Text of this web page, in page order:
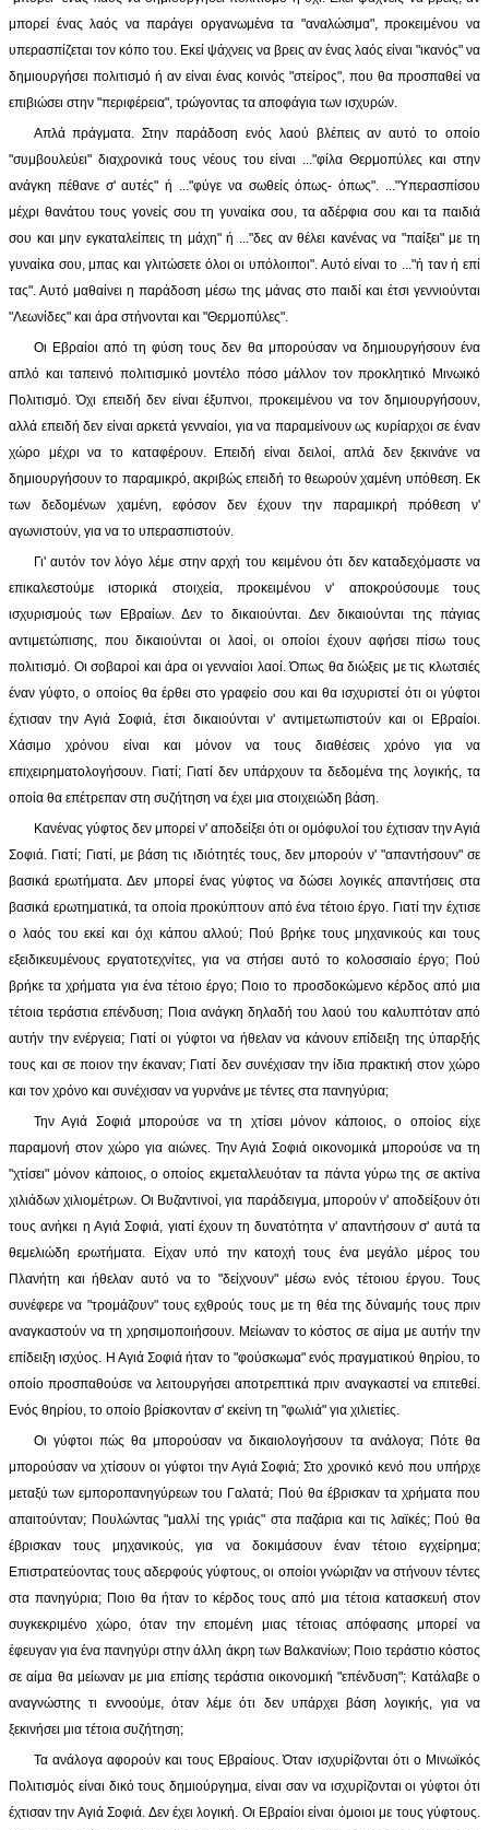
μπορεί ένας λαός να παράγει οργανωμένα τα "αναλώσιμα", προκειμένου να
υπερασπίζεται τον κόπο του. Εκεί ψάχνεις να βρεις αν ένας λαός είναι "ικανός" να
δημιουργήσει πολιτισμό ή αν είναι ένας κοινός "στείρος", που θα προσπαθεί να
επιβιώσει στην "περιφέρεια", τρώγοντας τα αποφάγια των ισχυρών.
Απλά πράγματα. Στην παράδοση ενός λαού βλέπεις αν αυτό το οποίο
"συμβουλεύει" διαχρονικά τους νέους του είναι ..."φίλα Θερμοπύλες και στην
ανάγκη πέθανε σ' αυτές" ή ..."φύγε να σωθείς όπως- όπως". ..."Υπερασπίσου
μέχρι θανάτου τους γονείς σου τη γυναίκα σου, τα αδέρφια σου και τα παιδιά
σου και μην εγκαταλείπεις τη μάχη" ή ..."δες αν θέλει κανένας να "παίξει" με τη
γυναίκα σου, μπας και γλιτώσετε όλοι οι υπόλοιποι". Αυτό είναι το ..."ή ταν ή επί
τας". Αυτό μαθαίνει η παράδοση μέσω της μάνας στο παιδί και έτσι γεννιούνται
"Λεωνίδες" και άρα στήνονται και "Θερμοπύλες".
Οι Εβραίοι από τη φύση τους δεν θα μπορούσαν να δημιουργήσουν ένα
απλό και ταπεινό πολιτισμικό μοντέλο πόσο μάλλον τον προκλητικό Μινωικό
Πολιτισμό. Όχι επειδή δεν είναι έξυπνοι, προκειμένου να τον δημιουργήσουν,
αλλά επειδή δεν είναι αρκετά γενναίοι, για να παραμείνουν ως κυρίαρχοι σε έναν
χώρο μέχρι να το καταφέρουν. Επειδή είναι δειλοί, απλά δεν ξεκινάνε να
δημιουργήσουν το παραμικρό, ακριβώς επειδή το θεωρούν χαμένη υπόθεση. Εκ
των δεδομένων χαμένη, εφόσον δεν έχουν την παραμικρή πρόθεση ν'
αγωνιστούν, για να το υπερασπιστούν.
Γι' αυτόν τον λόγο λέμε στην αρχή του κειμένου ότι δεν καταδεχόμαστε να
επικαλεστούμε ιστορικά στοιχεία, προκειμένου ν' αποκρούσουμε τους
ισχυρισμούς των Εβραίων. Δεν το δικαιούνται. Δεν δικαιούνται της πάγιας
αντιμετώπισης, που δικαιούνται οι λαοί, οι οποίοι έχουν αφήσει πίσω τους
πολιτισμό. Οι σοβαροί και άρα οι γενναίοι λαοί. Όπως θα διώξεις με τις κλωτσιές
έναν γύφτο, ο οποίος θα έρθει στο γραφείο σου και θα ισχυριστεί ότι οι γύφτοι
έχτισαν την Αγιά Σοφιά, έτσι δικαιούνται ν' αντιμετωπιστούν και οι Εβραίοι.
Χάσιμο χρόνου είναι και μόνον να τους διαθέσεις χρόνο για να
επιχειρηματολογήσουν. Γιατί; Γιατί δεν υπάρχουν τα δεδομένα της λογικής, τα
οποία θα επέτρεπαν στη συζήτηση να έχει μια στοιχειώδη βάση.
Κανένας γύφτος δεν μπορεί ν' αποδείξει ότι οι ομόφυλοί του έχτισαν την Αγιά
Σοφιά. Γιατί; Γιατί, με βάση τις ιδιότητές τους, δεν μπορούν ν' "απαντήσουν" σε
βασικά ερωτήματα. Δεν μπορεί ένας γύφτος να δώσει λογικές απαντήσεις στα
βασικά ερωτηματικά, τα οποία προκύπτουν από ένα τέτοιο έργο. Γιατί την έχτισε
ο λαός του εκεί και όχι κάπου αλλού; Πού βρήκε τους μηχανικούς και τους
εξειδικευμένους εργατοτεχνίτες, για να στήσει αυτό το κολοσσιαίο έργο; Πού
βρήκε τα χρήματα για ένα τέτοιο έργο; Ποιο το προσδοκώμενο κέρδος από μια
τέτοια τεράστια επένδυση; Ποια ανάγκη δηλαδή του λαού του καλυπτόταν από
αυτήν την ενέργεια; Γιατί οι γύφτοι να ήθελαν να κάνουν επίδειξη της ύπαρξής
τους και σε ποιον την έκαναν; Γιατί δεν συνέχισαν την ίδια πρακτική στον χώρο
και τον χρόνο και συνέχισαν να γυρνάνε με τέντες στα πανηγύρια;
Την Αγιά Σοφιά μπορούσε να τη χτίσει μόνον κάποιος, ο οποίος είχε
παραμονή στον χώρο για αιώνες. Την Αγιά Σοφιά οικονομικά μπορούσε να τη
"χτίσει" μόνον κάποιος, ο οποίος εκμεταλλευόταν τα πάντα γύρω της σε ακτίνα
χιλιάδων χιλιομέτρων. Οι Βυζαντινοί, για παράδειγμα, μπορούν ν' αποδείξουν ότι
τους ανήκει η Αγιά Σοφιά, γιατί έχουν τη δυνατότητα ν' απαντήσουν σ' αυτά τα
θεμελιώδη ερωτήματα. Είχαν υπό την κατοχή τους ένα μεγάλο μέρος του
Πλανήτη και ήθελαν αυτό να το "δείχνουν" μέσω ενός τέτοιου έργου. Τους
συνέφερε να "τρομάζουν" τους εχθρούς τους με τη θέα της δύναμής τους πριν
αναγκαστούν να τη χρησιμοποιήσουν. Μείωναν το κόστος σε αίμα με αυτήν την
επίδειξη ισχύος. Η Αγιά Σοφιά ήταν το "φούσκωμα" ενός πραγματικού θηρίου, το
οποίο προσπαθούσε να λειτουργήσει αποτρεπτικά πριν αναγκαστεί να επιτεθεί.
Ενός θηρίου, το οποίο βρίσκονταν σ' εκείνη τη "φωλιά" για χιλιετίες.
Οι γύφτοι πώς θα μπορούσαν να δικαιολογήσουν τα ανάλογα; Πότε θα
μπορούσαν να χτίσουν οι γύφτοι την Αγιά Σοφιά; Στο χρονικό κενό που υπήρχε
μεταξύ των εμποροπανηγύρεων του Γαλατά; Πού θα έβρισκαν τα χρήματα που
απαιτούνταν; Πουλώντας "μαλλί της γριάς" στα παζάρια και τις λαϊκές; Πού θα
έβρισκαν τους μηχανικούς, για να δοκιμάσουν έναν τέτοιο εγχείρημα;
Επιστρατεύοντας τους αδερφούς γύφτους, οι οποίοι γνώριζαν να στήνουν τέντες
στα πανηγύρια; Ποιο θα ήταν το κέρδος τους από μια τέτοια κατασκευή στον
συγκεκριμένο χώρο, όταν την επομένη μιας τέτοιας απόφασης μπορεί να
έφευγαν για ένα πανηγύρι στην άλλη άκρη των Βαλκανίων; Ποιο τεράστιο κόστος
σε αίμα θα μείωναν με μια επίσης τεράστια οικονομική "επένδυση"; Κατάλαβε ο
αναγνώστης τι εννοούμε, όταν λέμε ότι δεν υπάρχει βάση λογικής, για να
ξεκινήσει μια τέτοια συζήτηση;
Τα ανάλογα αφορούν και τους Εβραίους. Όταν ισχυρίζονται ότι ο Μινωϊκός
Πολιτισμός είναι δικό τους δημιούργημα, είναι σαν να ισχυρίζονται οι γύφτοι ότι
έχτισαν την Αγιά Σοφιά. Δεν έχει λογική. Οι Εβραίοι είναι όμοιοι με τους γύφτους.